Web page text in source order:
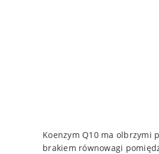
Koenzym Q10 ma olbrzymi
brakiem równowagi